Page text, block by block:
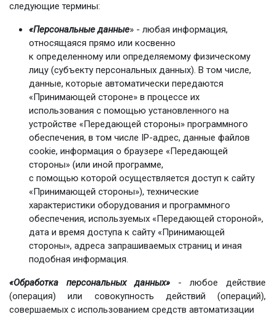
следующие термины:
«Персональные данные» - любая информация,
относящаяся прямо или косвенно
к определенному или определяемому физическому
лицу (субъекту персональных данных). В том числе,
данные, которые автоматически передаются
«Принимающей стороне» в процессе их
использования с помощью установленного на
устройстве «Передающей стороны» программного
обеспечения, в том числе IP-адрес, данные файлов
cookie, информация о браузере «Передающей
стороны» (или иной программе,
с помощью которой осуществляется доступ к сайту
«Принимающей стороны»), технические
характеристики оборудования и программного
обеспечения, используемых «Передающей стороной»,
дата и время доступа к сайту «Принимающей
стороны», адреса запрашиваемых страниц и иная
подобная информация.
«Обработка персональных данных» - любое действие
(операция) или совокупность действий (операций),
совершаемых с использованием средств автоматизации